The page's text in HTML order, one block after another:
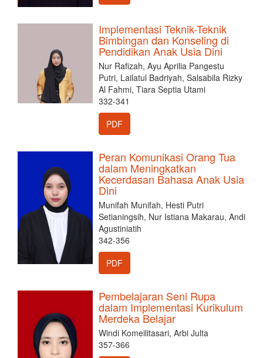
Implementasi Teknik-Teknik
Bimbingan dan Konseling di
Pendidikan Anak Usia Dini
Nur Rafizah, Ayu Aprilia Pangestu
Putri, Lailatul Badriyah, Salsabila Rizky
Al Fahmi, Tiara Septia Utami
332-341
PDF
Peran Komunikasi Orang Tua
dalam Meningkatkan
Kecerdasan Bahasa Anak Usia
Dini
Munifah Munifah, Hesti Putri
Setianingsih, Nur Istiana Makarau, Andi
Agustiniatih
342-356
PDF
Pembelajaran Seni Rupa
dalam Implementasi Kurikulum
Merdeka Belajar
Windi Komeilitasari, Arbi Julta
357-366